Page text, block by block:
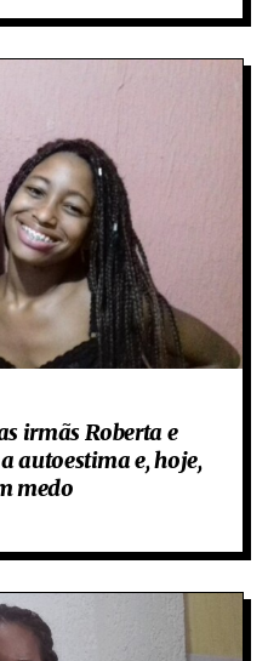
irmãs Roberta e
autoestima e, hoje,
medo